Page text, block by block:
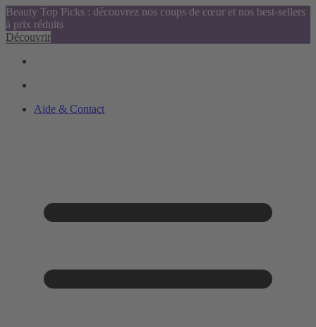
Beauty Top Picks : découvrez nos coups de cœur et nos best-sellers
à prix réduits
Découvrir
Aide & Contact